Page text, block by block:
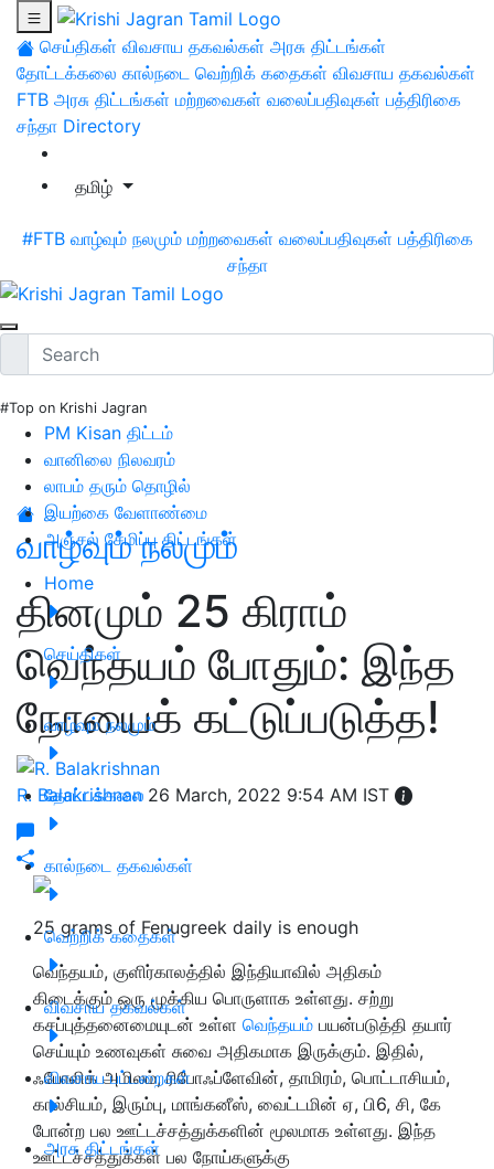
செய்திகள் விவசாய தகவல்கள் அரசு திட்டங்கள்
தோட்டக்கலை கால்நடை வெற்றிக் கதைகள் விவசாய தகவல்கள்
FTB அரசு திட்டங்கள் மற்றவைகள் வலைப்பதிவுகள் பத்திரிகை
சந்தா Directory
தமிழ்
#FTB வாழ்வும் நலமும் மற்றவைகள் வலைப்பதிவுகள் பத்திரிகை
சந்தா
#Top on Krishi Jagran
PM Kisan திட்டம்
வானிலை நிலவரம்
லாபம் தரும் தொழில்
இயற்கை வேளாண்மை
அஞ்சல் சேமிப்பு திட்டங்கள்
Home
செய்திகள்
வாழ்வும் நலமும்
தோட்டக்கலை
கால்நடை தகவல்கள்
வெற்றிக் கதைகள்
விவசாய தகவல்கள்
விவசாய பட்டறைகள்
அரசு திட்டங்கள்
வாழ்வும் நலமும்
தினமும் 25 கிராம்
வெந்தயம் போதும்: இந்த
நோயைக் கட்டுப்படுத்த!
R. Balakrishnan 26 March, 2022 9:54 AM IST
25 grams of Fenugreek daily is enough
வெந்தயம், குளிர்காலத்தில் இந்தியாவில் அதிகம்
கிடைக்கும் ஒரு முக்கிய பொருளாக உள்ளது. சற்று
கசப்புத்தனைமையுடன் உள்ள வெந்தயம் பயன்படுத்தி தயார்
செய்யும் உணவுகள் சுவை அதிகமாக இருக்கும். இதில்,
ஃபோலிக் அமிலம், ரிபோஃப்ளேவின், தாமிரம், பொட்டாசியம்,
கால்சியம், இரும்பு, மாங்கனீஸ், வைட்டமின் ஏ, பி6, சி, கே
போன்ற பல ஊட்டச்சத்துக்களின் மூலமாக உள்ளது. இந்த
ஊட்டச்சத்துக்கள் பல நோய்களுக்கு